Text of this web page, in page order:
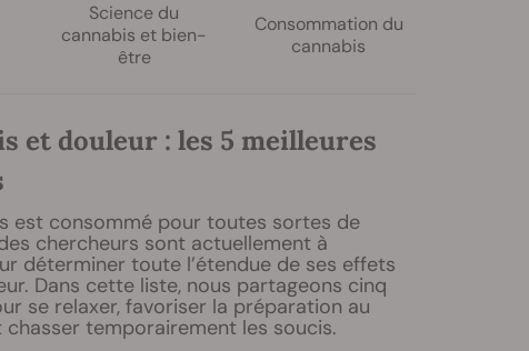
Science du
cannabis et bien-
être
Consommation du
cannabis
et douleur : les 5 meilleures
est consommé pour toutes sortes de
chercheurs sont actuellement à
déterminer toute l’étendue de ses effets
Dans cette liste, nous partageons cinq
se relaxer, favoriser la préparation au
chasser temporairement les soucis.